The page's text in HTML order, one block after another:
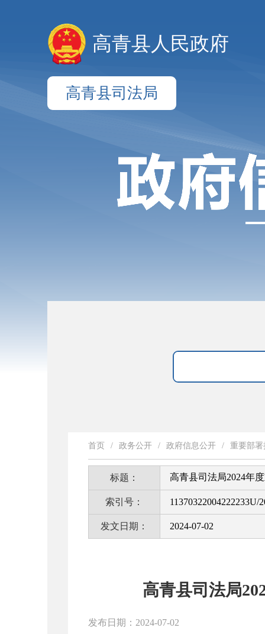
高青县人民政府
高青县司法局
首页 / 政务公开 / 政府信息公开 / 重要部署
标题： 高青县司法局2024年
索引号： 11370322004222233U/
发文日期： 2024-07-02
高青县司法局
发布日期：2024-07-02